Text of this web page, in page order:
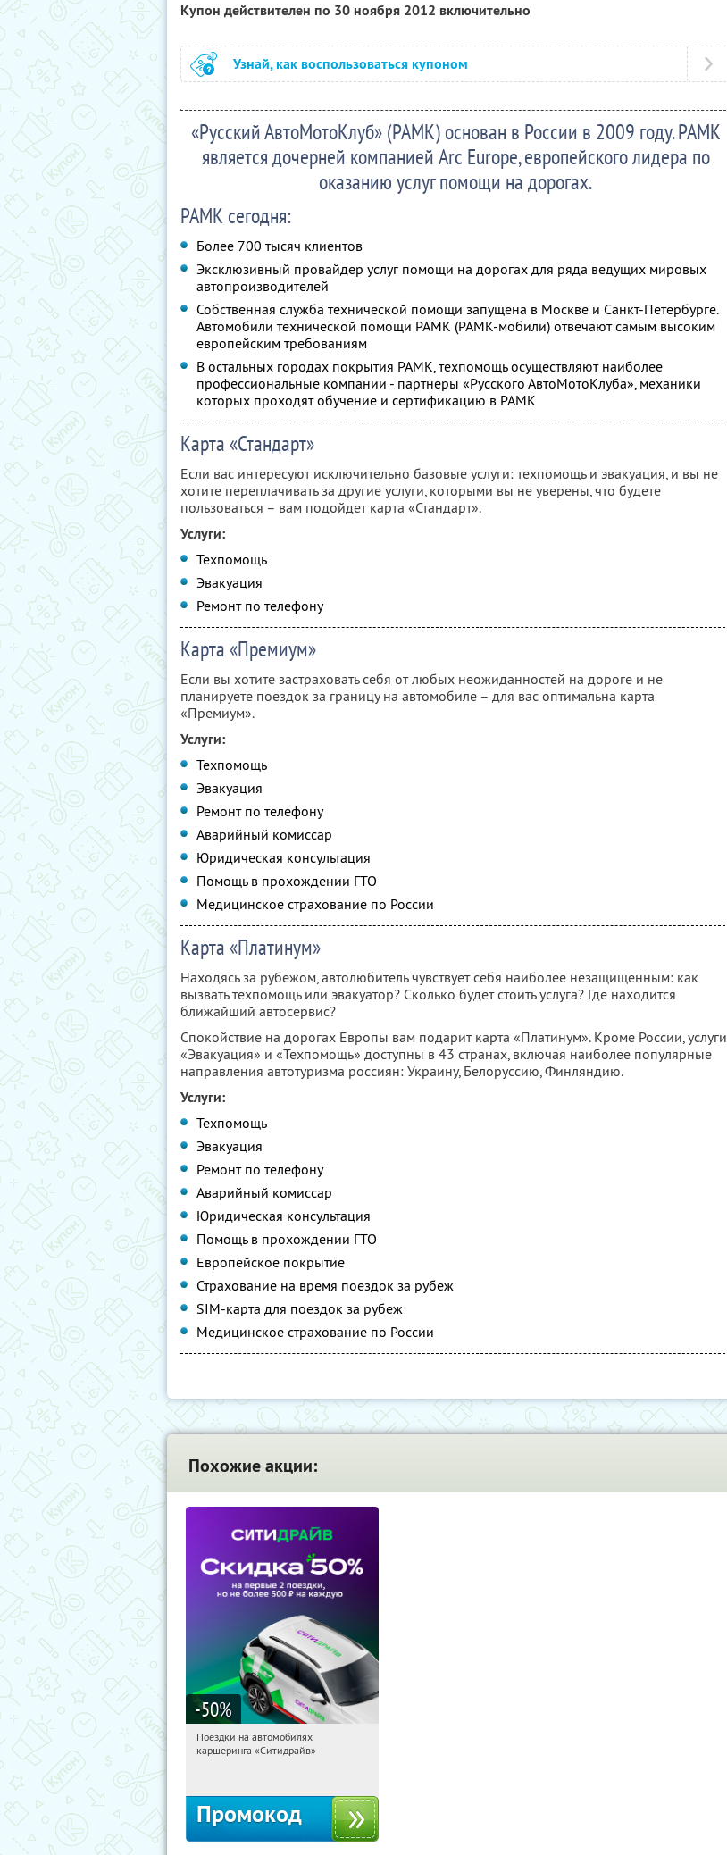
Купон действителен по 30 ноября 2012 включительно
Узнай, как воспользоваться купоном
«Русский АвтоМотоКлуб» (РАМК) основан в России в 2009 году. РАМК
является дочерней компанией Arc Europe, европейского лидера по
оказанию услуг помощи на дорогах.
РАМК сегодня:
Более 700 тысяч клиентов
Эксклюзивный провайдер услуг помощи на дорогах для ряда ведущих мировых
автопроизводителей
Собственная служба технической помощи запущена в Москве и Санкт-Петербурге.
Автомобили технической помощи РАМК (РАМК-мобили) отвечают самым высоким
европейским требованиям
В остальных городах покрытия РАМК, техпомощь осуществляют наиболее
профессиональные компании - партнеры «Русского АвтоМотоКлуба», механики
которых проходят обучение и сертификацию в РАМК
Карта «Стандарт»
Если вас интересуют исключительно базовые услуги: техпомощь и эвакуация, и вы не
хотите переплачивать за другие услуги, которыми вы не уверены, что будете
пользоваться – вам подойдет карта «Стандарт».
Услуги:
Техпомощь
Эвакуация
Ремонт по телефону
Карта «Премиум»
Если вы хотите застраховать себя от любых неожиданностей на дороге и не
планируете поездок за границу на автомобиле – для вас оптимальна карта
«Премиум».
Услуги:
Техпомощь
Эвакуация
Ремонт по телефону
Аварийный комиссар
Юридическая консультация
Помощь в прохождении ГТО
Медицинское страхование по России
Карта «Платинум»
Находясь за рубежом, автолюбитель чувствует себя наиболее незащищенным: как
вызвать техпомощь или эвакуатор? Сколько будет стоить услуга? Где находится
ближайший автосервис?
Спокойствие на дорогах Европы вам подарит карта «Платинум». Кроме России, услуги
«Эвакуация» и «Техпомощь» доступны в 43 странах, включая наиболее популярные
направления автотуризма россиян: Украину, Белоруссию, Финляндию.
Услуги:
Техпомощь
Эвакуация
Ремонт по телефону
Аварийный комиссар
Юридическая консультация
Помощь в прохождении ГТО
Европейское покрытие
Страхование на время поездок за рубеж
SIM-карта для поездок за рубеж
Медицинское страхование по России
Похожие акции:
-50%
21:13:29
Получи первым!
Поездки на автомобилях
каршеринга «Ситидрайв»
Промокод